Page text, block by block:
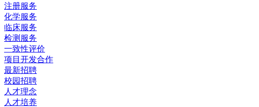
注册服务
化学服务
临床服务
检测服务
一致性评价
项目开发合作
最新招聘
校园招聘
人才理念
人才培养